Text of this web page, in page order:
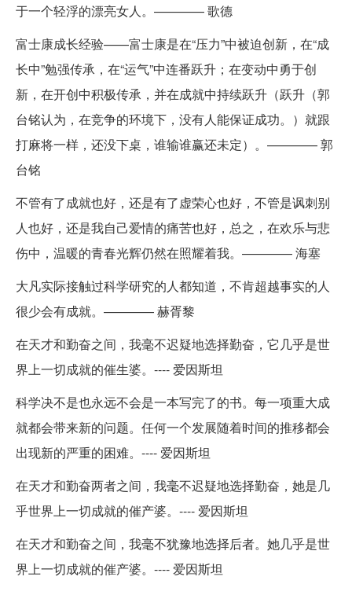
于一个轻浮的漂亮女人。———— 歌德
富士康成长经验——富士康是在“压力”中被迫创新，在“成
长中”勉强传承，在“运气”中连番跃升；在变动中勇于创
新，在开创中积极传承，并在成就中持续跃升（跃升（郭
台铭认为，在竞争的环境下，没有人能保证成功。）就跟
打麻将一样，还没下桌，谁输谁赢还未定）。———— 郭
台铭
不管有了成就也好，还是有了虚荣心也好，不管是讽刺别
人也好，还是我自己爱情的痛苦也好，总之，在欢乐与悲
伤中，温暖的青春光辉仍然在照耀着我。———— 海塞
大凡实际接触过科学研究的人都知道，不肯超越事实的人
很少会有成就。———— 赫胥黎
在天才和勤奋之间，我毫不迟疑地选择勤奋，它几乎是世
界上一切成就的催生婆。---- 爱因斯坦
科学决不是也永远不会是一本写完了的书。每一项重大成
就都会带来新的问题。任何一个发展随着时间的推移都会
出现新的严重的困难。---- 爱因斯坦
在天才和勤奋两者之间，我毫不迟疑地选择勤奋，她是几
乎世界上一切成就的催产婆。---- 爱因斯坦
在天才和勤奋之间，我毫不犹豫地选择后者。她几乎是世
界上一切成就的催产婆。---- 爱因斯坦